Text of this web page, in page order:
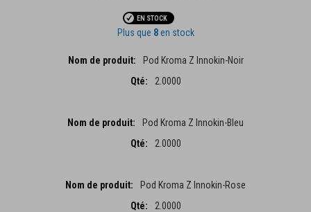
EN STOCK
Plus que 8en stock
du
Pod Kroma Z Innokin-Noir
2.0000
Pod Kroma Z Innokin-Bleu
2.0000
Pod Kroma Z Innokin-Rose
2.0000